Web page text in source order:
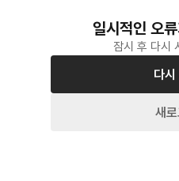
일시적인 오
잠시 후 다시
다시
새